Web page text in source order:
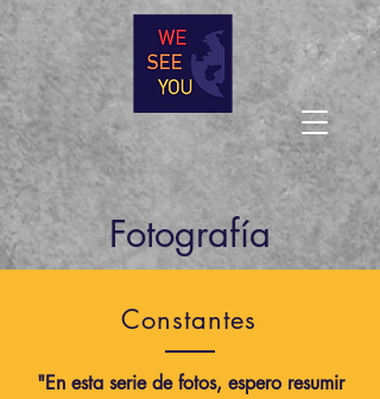
Fotografía
Constantes
"En esta serie de fotos, espero resumir